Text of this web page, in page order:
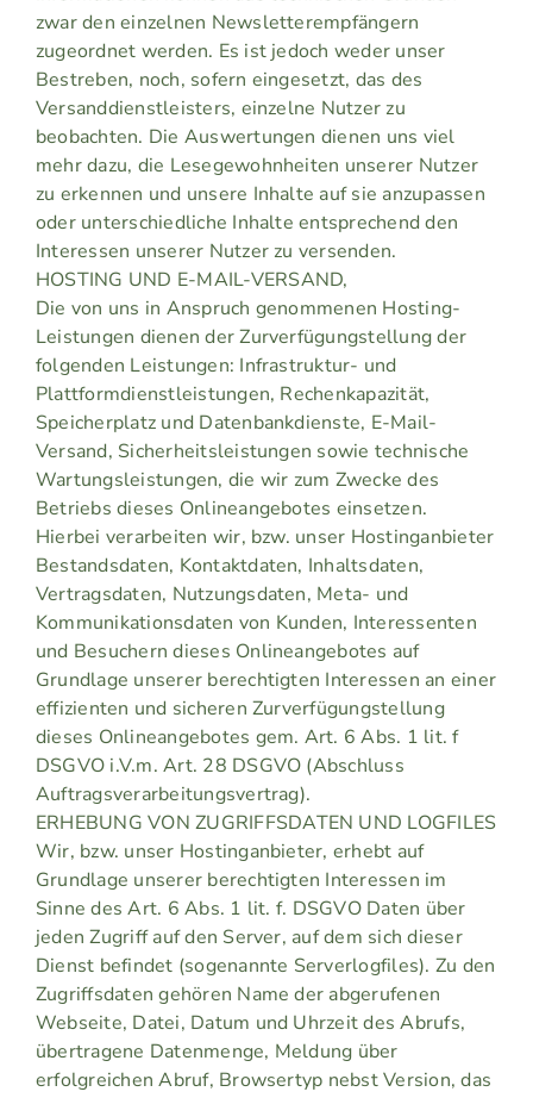
zwar den einzelnen Newsletterempfängern
zugeordnet werden. Es ist jedoch weder unser
Bestreben, noch, sofern eingesetzt, das des
Versanddienstleisters, einzelne Nutzer zu
beobachten. Die Auswertungen dienen uns viel
mehr dazu, die Lesegewohnheiten unserer Nutzer
zu erkennen und unsere Inhalte auf sie anzupassen
oder unterschiedliche Inhalte entsprechend den
Interessen unserer Nutzer zu versenden.
HOSTING UND E-MAIL-VERSAND,
Die von uns in Anspruch genommenen Hosting-
Leistungen dienen der Zurverfügungstellung der
folgenden Leistungen: Infrastruktur- und
Plattformdienstleistungen, Rechenkapazität,
Speicherplatz und Datenbankdienste, E-Mail-
Versand, Sicherheitsleistungen sowie technische
Wartungsleistungen, die wir zum Zwecke des
Betriebs dieses Onlineangebotes einsetzen.
Hierbei verarbeiten wir, bzw. unser Hostinganbieter
Bestandsdaten, Kontaktdaten, Inhaltsdaten,
Vertragsdaten, Nutzungsdaten, Meta- und
Kommunikationsdaten von Kunden, Interessenten
und Besuchern dieses Onlineangebotes auf
Grundlage unserer berechtigten Interessen an einer
effizienten und sicheren Zurverfügungstellung
dieses Onlineangebotes gem. Art. 6 Abs. 1 lit. f
DSGVO i.V.m. Art. 28 DSGVO (Abschluss
Auftragsverarbeitungsvertrag).
ERHEBUNG VON ZUGRIFFSDATEN UND LOGFILES
Wir, bzw. unser Hostinganbieter, erhebt auf
Grundlage unserer berechtigten Interessen im
Sinne des Art. 6 Abs. 1 lit. f. DSGVO Daten über
jeden Zugriff auf den Server, auf dem sich dieser
Dienst befindet (sogenannte Serverlogfiles). Zu den
Zugriffsdaten gehören Name der abgerufenen
Webseite, Datei, Datum und Uhrzeit des Abrufs,
übertragene Datenmenge, Meldung über
erfolgreichen Abruf, Browsertyp nebst Version, das